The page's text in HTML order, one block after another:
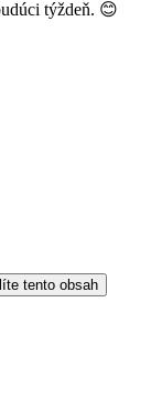
týždeň. 😊
tento obsah